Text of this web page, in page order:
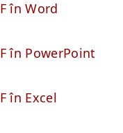
în Word
în PowerPoint
în Excel